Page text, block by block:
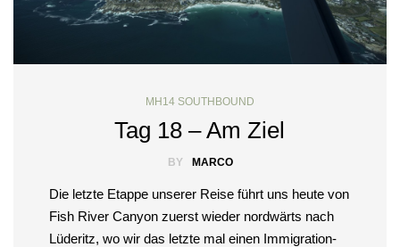
MH14 SOUTHBOUND
Tag 18 – Am Ziel
BY MARCO
Die letzte Etappe unserer Reise führt uns heute von
Fish River Canyon zuerst wieder nordwärts nach
Lüderitz, wo wir das letzte mal einen Immigration-